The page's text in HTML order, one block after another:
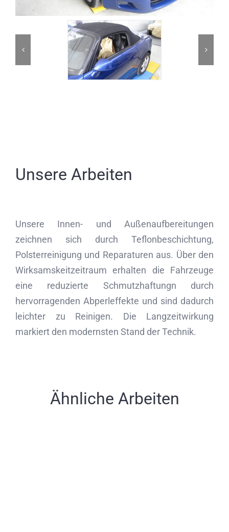
Unsere Arbeiten
Unsere Innen- und Außenaufbereitungen
zeichnen sich durch Teflonbeschichtung,
Polsterreinigung und Reparaturen aus. Über den
Wirksamskeitzeitraum erhalten die Fahrzeuge
eine reduzierte Schmutzhaftungn durch
hervorragenden Abperleffekte und sind dadurch
leichter zu Reinigen. Die Langzeitwirkung
markiert den modernsten Stand der Technik.
Ähnliche Arbeiten